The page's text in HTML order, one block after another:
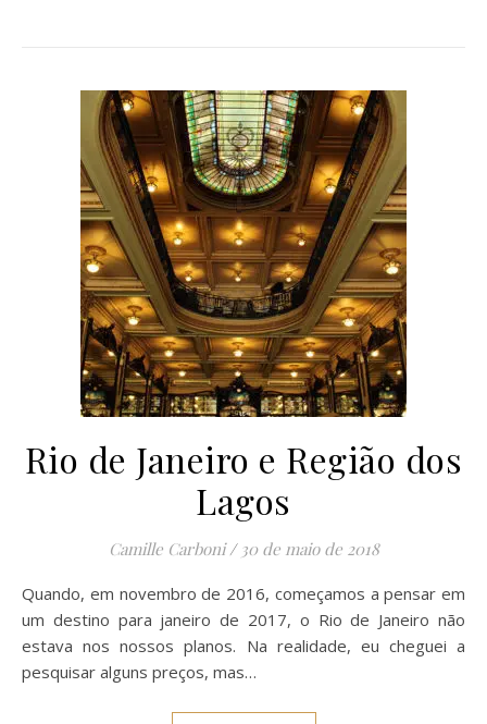
Rio de Janeiro e Região dos
Lagos
Camille Carboni / 30 de maio de 2018
Quando, em novembro de 2016, começamos a pensar em
um destino para janeiro de 2017, o Rio de Janeiro não
estava nos nossos planos. Na realidade, eu cheguei a
pesquisar alguns preços, mas…